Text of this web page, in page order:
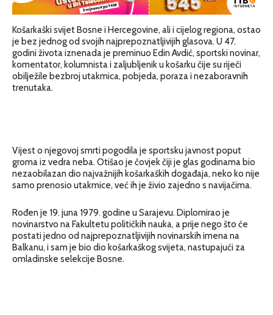
Košarkaški svijet Bosne i Hercegovine, ali i cijelog regiona, ostao
je bez jednog od svojih najprepoznatljivijih glasova. U 47.
godini života iznenada je preminuo Edin Avdić, sportski novinar,
komentator, kolumnista i zaljubljenik u košarku čije su riječi
obilježile bezbroj utakmica, pobjeda, poraza i nezaboravnih
trenutaka.
Vijest o njegovoj smrti pogodila je sportsku javnost poput
groma iz vedra neba. Otišao je čovjek čiji je glas godinama bio
nezaobilazan dio najvažnijih košarkaških događaja, neko ko nije
samo prenosio utakmice, već ih je živio zajedno s navijačima.
Rođen je 19. juna 1979. godine u Sarajevu. Diplomirao je
novinarstvo na Fakultetu političkih nauka, a prije nego što će
postati jedno od najprepoznatljivijih novinarskih imena na
Balkanu, i sam je bio dio košarkaškog svijeta, nastupajući za
omladinske selekcije Bosne.